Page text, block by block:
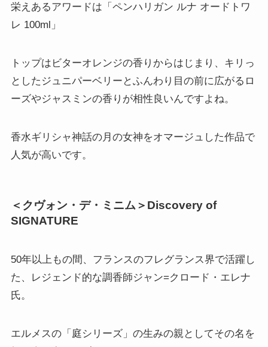
栄えあるアワードは「ペンハリガン ルナ オードトワ
レ 100ml」
トップはビターオレンジの香りからはじまり、キリっ
としたジュニパーベリーとふんわり目の前に広がるロ
ーズやジャスミンの香りが相性良いんですよね。
香水ギリシャ神話の月の女神をオマージュした作品で
人気が高いです。
＜クヴォン・デ・ミニム＞Discovery of
SIGNATURE
50年以上もの間、フランスのフレグランス界で活躍し
た、レジェンド的な調香師ジャン=クロード・エレナ
氏。
エルメスの「庭シリーズ」の生みの親としてその名を